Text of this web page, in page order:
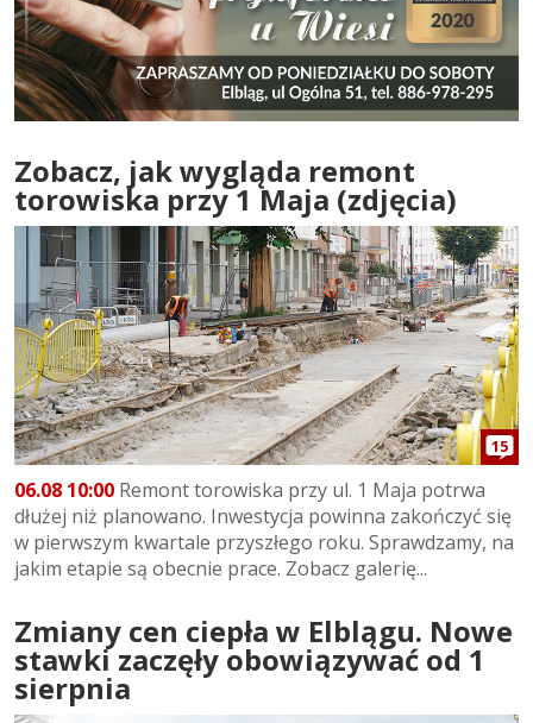
Zobacz, jak wygląda remont
torowiska przy 1 Maja (zdjęcia)
15
06.08 10:00 Remont torowiska przy ul. 1 Maja potrwa
dłużej niż planowano. Inwestycja powinna zakończyć się
w pierwszym kwartale przyszłego roku. Sprawdzamy, na
jakim etapie są obecnie prace. Zobacz galerię...
Zmiany cen ciepła w Elblągu. Nowe
stawki zaczęły obowiązywać od 1
sierpnia